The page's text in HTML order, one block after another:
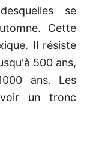
se
Cette
Il résiste
500 ans,
ans. Les
un tronc